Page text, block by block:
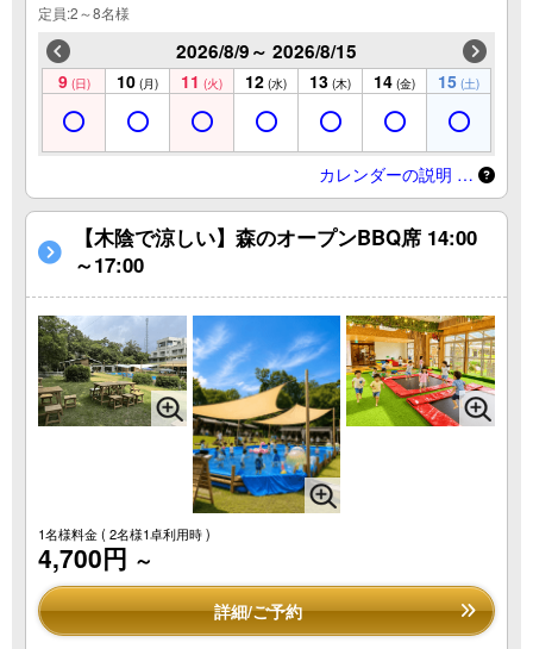
定員:2～8名様
2026/8/9～ 2026/8/15
9 (日) 10 (月) 11 (火) 12 (水) 13 (木) 14 (金) 15 (土)
カレンダーの説明 …
【木陰で涼しい】森のオープンBBQ席 14:00
～17:00
1名様料金( 2名様1卓利用時 )
4,700円 ～
詳細/ご予約